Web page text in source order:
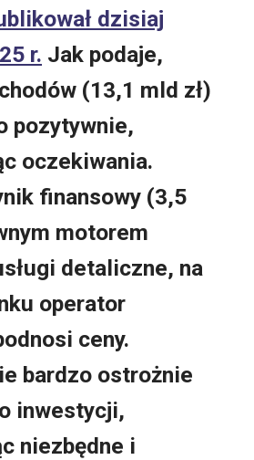
dzisiaj
r. Jak podaje,
(13,1 mld zł)
pozytywnie,
oczekiwania.
finansowy (3,5
motorem
detaliczne, na
operator
ceny.
bardzo ostrożnie
inwestycji,
niezbędne i